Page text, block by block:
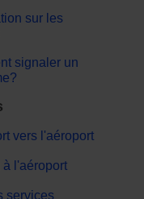
sur les
signaler un
vers l'aéroport
à l'aéroport
services